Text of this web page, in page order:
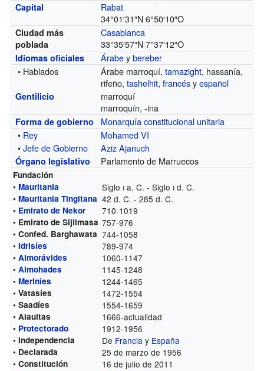
Capital
Rabat
34°01′31″N 6°50′10″O
Ciudad más
poblada
Casablanca
33°35′57″N 7°37′12″O
Idiomas oficiales Árabeybereber
• Hablados
Árabe marroquí,tamazight, hassanía,
rifeño,tashelhit,francésyespañol
Gentilicio
marroquí
marroquín, -ina
Forma de gobierno Monarquía constitucional unitaria
• Rey
Mohamed VI
•Jefe de Gobierno Aziz Ajanuch
Órgano legislativo Parlamento de Marruecos
Fundación
•Mauritania
•Mauritania Tingitana
• Emirato de Nekor
• Emirato de Sijilmasa
• Confed. Barghawata
•Idrisíes
•Almorávides
•Almohades
•Meriníes
• Vatasíes
• Saadíes
• Alauitas
• Protectorado
•Independencia
• Declarada
• Constitución
Siglo i a. C. - Siglo i d. C.
42 d. C. - 285 d. C.
710-1019
757-976
744-1058
789-974
1060-1147
1145-1248
1244-1465
1472-1554
1554-1659
1666-actualidad
1912-1956
De Francia y España
25 de marzo de 1956
16 de julio de 2011